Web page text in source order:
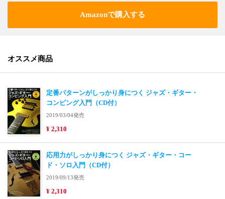
Amazonで購入する
オススメ商品
定番パターンがしっかり身につく ジャズ・ギター・
コンピング入門（CD付）
2019/03/04発売
¥ 2,310
応用力がしっかり身につく ジャズ・ギター・コー
ド・ソロ入門（CD付）
2019/09/13発売
¥ 2,310